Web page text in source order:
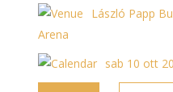
László Papp
Arena
sab 10 ott